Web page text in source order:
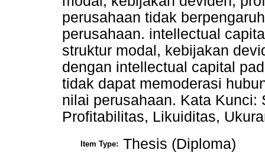
perusahaan tidak
perusahaan. intellectual
struktur modal, kebijakan
dengan intellectual capital
tidak dapat memoderasi
nilai perusahaan. Kata Kunci:
Profitabilitas, Likuiditas,
Item Type: Thesis (Diploma)